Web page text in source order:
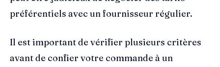
préférentiels avec un fournisseur régulier.
Il est important de vérifier plusieurs critères
avant de confier votre commande à un